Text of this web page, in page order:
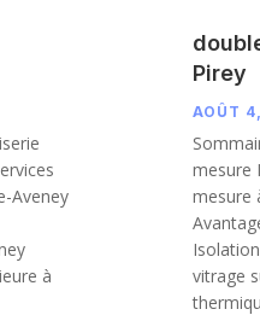
Aveney
à
Pirey
AOÛT
mesure
mesure
vitrage